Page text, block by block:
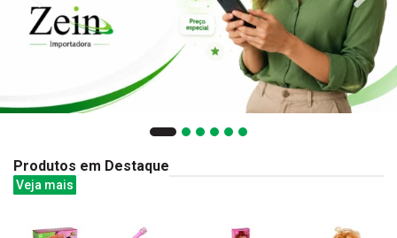
Produtos em Destaque
Veja mais